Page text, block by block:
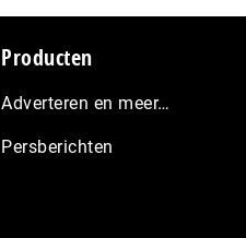
Producten
Adverteren en meer…
Persberichten